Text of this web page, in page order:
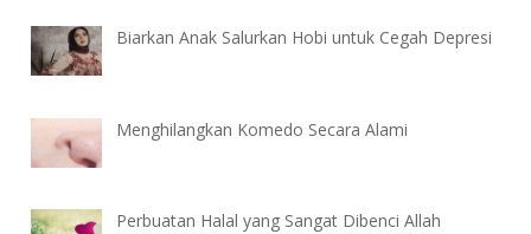
Biarkan Anak Salurkan Hobi untuk Cegah Depresi
Menghilangkan Komedo Secara Alami
Perbuatan Halal yang Sangat Dibenci Allah